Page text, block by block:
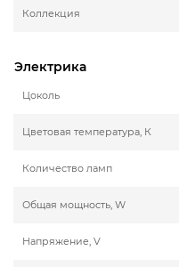
Коллекция
Электрика
Цоколь
Цветовая температура, К
Количество ламп
Общая мощность, W
Напряжение, V